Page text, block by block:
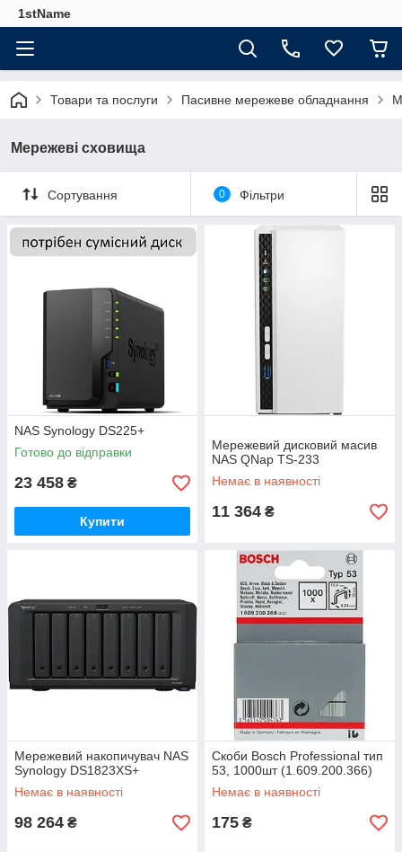
1stName
Товари та послуги Пасивне мережеве обладнання
Мережеві сховища
Сортування 0 Фільтри
NAS Synology DS225+
Готово до відправки
23 458 ₴
Купити
Мережевий дисковий масив
NAS QNap TS-233
Немає в наявності
11 364 ₴
Мережевий накопичувач NAS
Synology DS1823XS+
Немає в наявності
98 264 ₴
Скоби Bosch Professional тип
53, 1000шт (1.609.200.366)
Немає в наявності
175 ₴